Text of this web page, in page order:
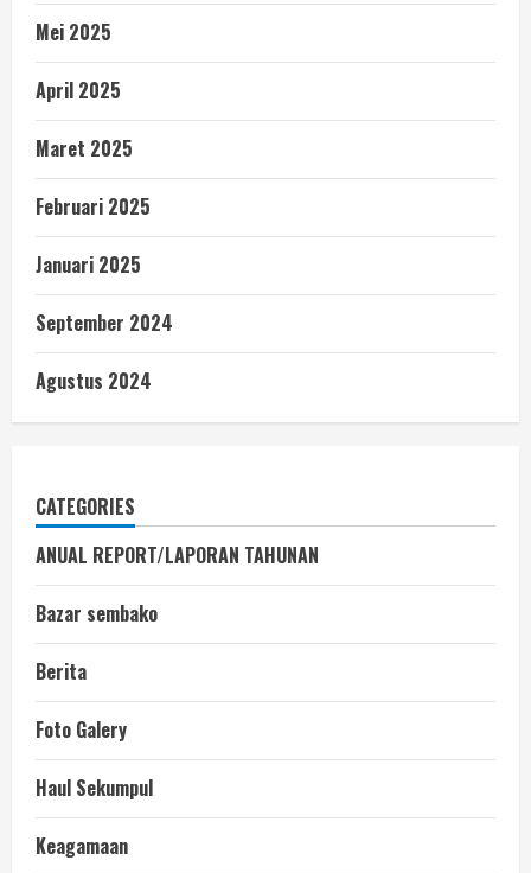
Mei 2025
April 2025
Maret 2025
Februari 2025
Januari 2025
September 2024
Agustus 2024
CATEGORIES
ANUAL REPORT/LAPORAN TAHUNAN
Bazar sembako
Berita
Foto Galery
Haul Sekumpul
Keagamaan